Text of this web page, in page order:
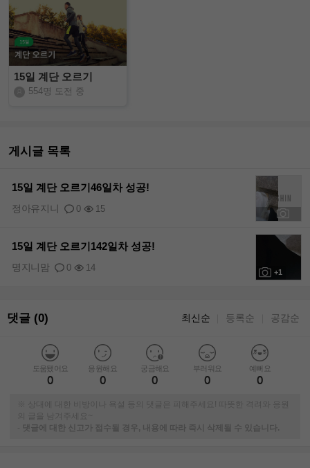
15일 계단 오르기
554명 도전 중
게시글 목록
15일 계단 오르기46일차 성공!
0 15
정아유지니
+1
15일 계단 오르기142일차 성공!
0 14
명지니맘
댓글 (0) 최신순 등록순 공감순
도움됐어요
0
응원해요
0
궁금해요
0
부러워요
0
예뻐요
0
※ 상대에 대한 비방이나 욕설 등의 댓글은 피해주세요! 따뜻한 격려와 응원
-
댓글에 대한 신고가 접수될 경우, 내용에 따라 즉시 삭제될 수 있습니다.